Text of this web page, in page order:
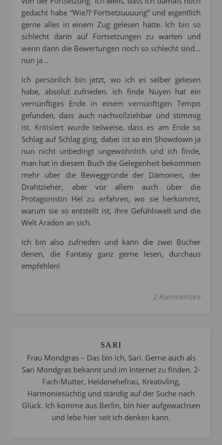
gedacht habe “Wie?? Fortsetzuuuung” und eigentlich
gerne alles in einem Zug gelesen hätte. Ich bin so
schlecht darin auf Fortsetzungen zu warten und
wenn dann die Bewertungen noch so schlecht sind…
nun ja…
Ich persönlich bin jetzt, wo ich es selber gelesen
habe, absolut zufrieden. ich finde Nuyen hat ein
vernünftiges Ende in einem vernünftigen Tempo
gefunden, dass auch nachvollziehbar und stimmig
ist. Kritisiert wurde teilweise, dass es am Ende so
Schlag auf Schlag ging, dabei ist so ein Showdown ja
nun nicht unbedingt ungewöhnlich und ich finde,
man hat in diesem Buch die Gelegenheit bekommen
mehr über die Beweggründe der Dämonen, der
Drahtzieher, aber vor allem auch über die
Protagonistin Hel zu erfahren, wo sie herkommt,
warum sie so entstellt ist, ihre Gefühlswelt und die
Welt Aradon an sich.
Ich bin also zufrieden und kann die zwei Bücher
denen, die Fantasy ganz gerne lesen, durchaus
empfehlen!
2 Kommentare
SARI
Frau Mondgras – Das bin ich, Sari. Gerne auch als
Sari Mondgras bekannt und im Internet zu finden. 2-
Fach-Mutter, Heldenehefrau, Kreativling,
Harmoniesüchtig und ständig auf der Suche nach
Glück. Ich komme aus Berlin, bin hier aufgewachsen
und lebe hier seit ich denken kann.